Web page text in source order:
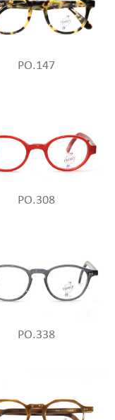
PO.147
PO.308
PO.338